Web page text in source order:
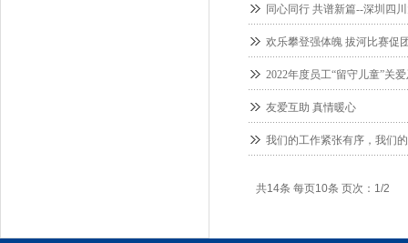
同心同行 共谱新篇--深圳四
欢乐攀登强体魄 拔河比赛促
2022年度员工“留守儿童”关
友爱互助 真情暖心
我们的工作紧张有序，我们
共14条 每页10条 页次：1/2